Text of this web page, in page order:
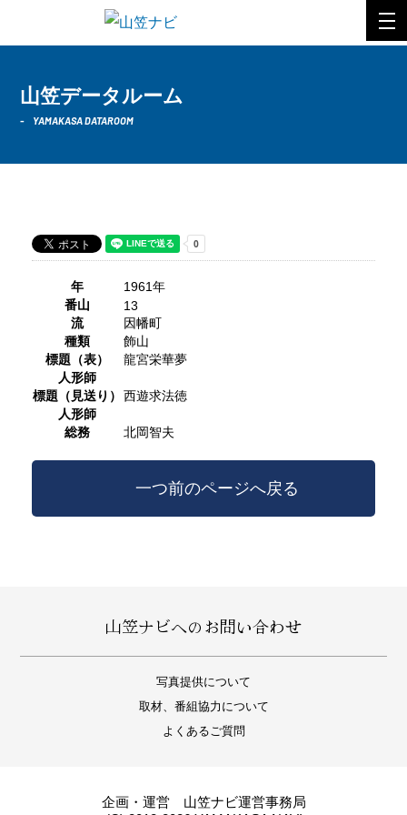
山笠データルーム
YAMAKASA DATAROOM
年
1961年
番山
13
流
因幡町
種類
飾山
標題（表）
龍宮栄華夢
人形師
標題（見送り）
西遊求法徳
人形師
総務
北岡智夫
一つ前のページへ戻る
山笠ナビへのお問い合わせ
写真提供について
取材、番組協力について
よくあるご質問
企画・運営 山笠ナビ運営事務局